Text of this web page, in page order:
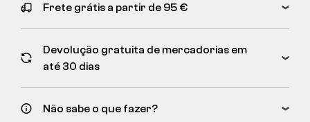
Frete grátis a partir de 95 €
Devolução gratuita de mercadorias em
até 30 dias
Não sabe o que fazer?